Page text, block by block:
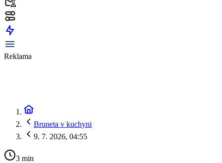
Reklama
Bruneta v kuchyni
9. 7. 2026, 04:55
3 min